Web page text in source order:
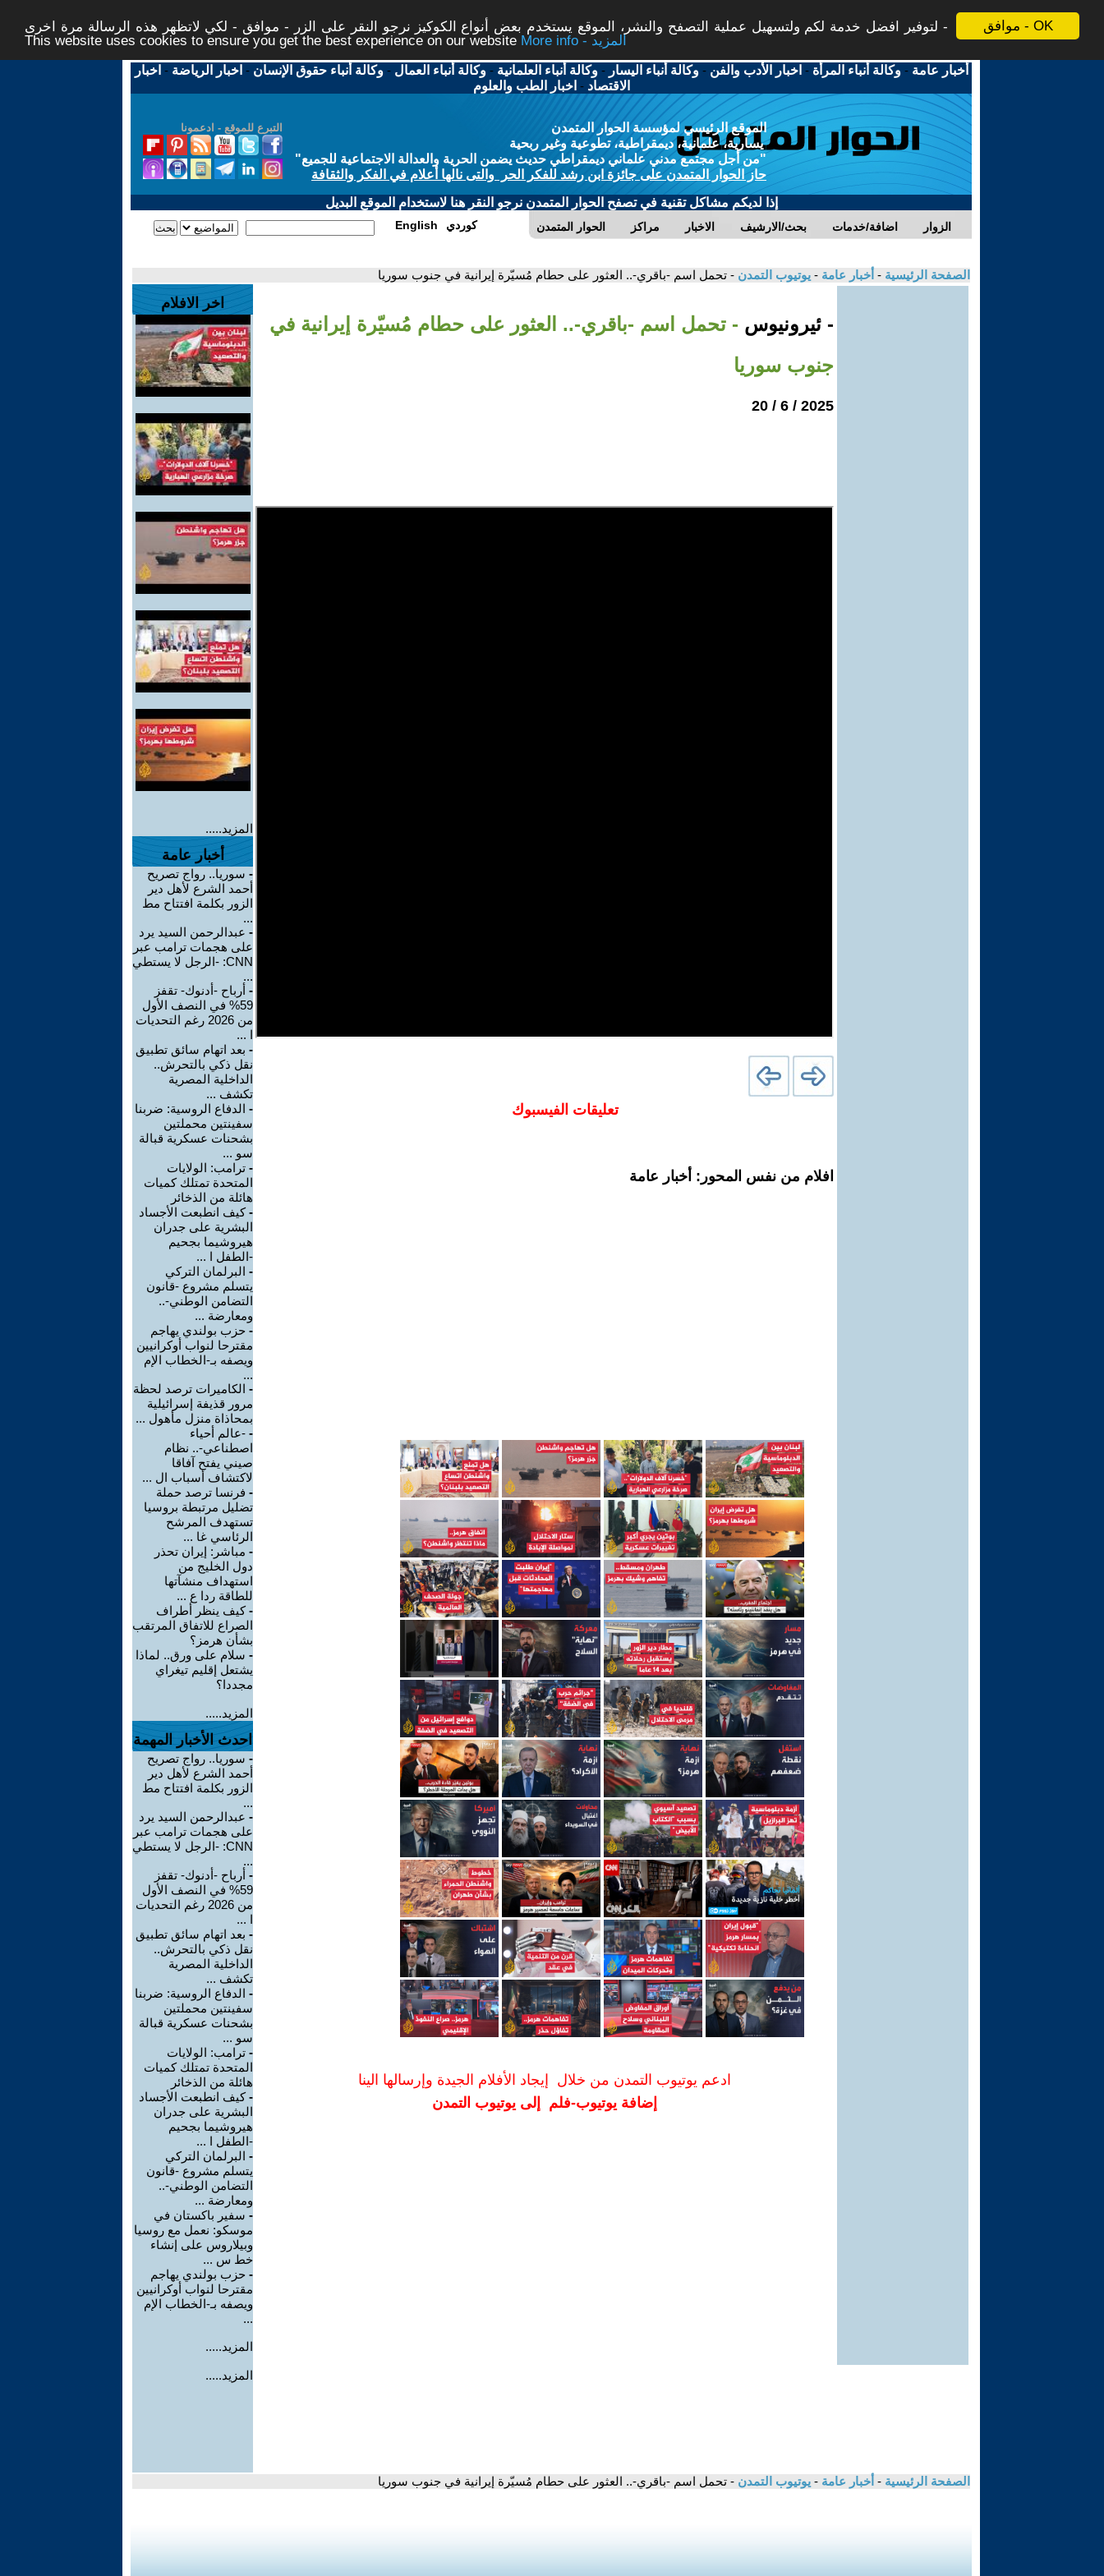
موافق - OK
لتوفير افضل خدمة لكم ولتسهيل عملية التصفح والنشر، الموقع يستخدم بعض أنواع الكوكيز نرجو النقر على الزر - موافق - لكي لاتظهر هذه الرسالة مرة اخرى -
This website uses cookies to ensure you get the best experience on our website
More info - المزيد
أخبار عامة -وكالة أنباء المرأة - اخبار الأدب والفن -وكالة أنباء اليسار -وكالة أنباء العلمانية -وكالة أنباء العمال -وكالة أنباء حقوق الإنسان - اخبار الرياضة - اخبار
الاقتصاد - اخبار الطب والعلوم
التبرع للموقع - ادعمونا
الموقع الرئيسي لمؤسسة الحوار المتمدن
يسارية، علمانية، ديمقراطية، تطوعية وغير ربحية
"من أجل مجتمع مدني علماني ديمقراطي حديث يضمن الحرية والعدالة الاجتماعية للجميع"
حاز الحوار المتمدن على جائزة ابن رشد للفكر الحر والتى نالها أعلام في الفكر والثقافة
إذا لديكم مشاكل تقنية في تصفح الحوار المتمدن نرجو النقر هنا لاستخدام الموقع البديل
الحوار المتمدن مراكز الاخبار بحث/الارشيف اضافة/خدمات الزوار English كوردي
الصفحة الرئيسية - أخبار عامة - يوتيوب التمدن - تحمل اسم -باقري-.. العثور على حطام مُسيّرة إيرانية في جنوب سوريا
- ئيرونيوس - تحمل اسم -باقري-.. العثور على حطام مُسيّرة إيرانية في
جنوب سوريا
2025 / 6 / 20
تعليقات الفيسبوك
افلام من نفس المحور: أخبار عامة
ادعم يوتيوب التمدن من خلال إيجاد الأفلام الجيدة وإرسالها الينا
إضافة يوتيوب-فلم إلى يوتيوب التمدن
اخر الافلام
المزيد.....
أخبار عامة
- سوريا.. رواج تصريح
أحمد الشرع لأهل دير
الزور بكلمة افتتاح مط
...
- عبدالرحمن السيد يرد
على هجمات ترامب عبر
CNN: -الرجل لا يستطي
...
- أرباح -أدنوك- تقفز
59% في النصف الأول
من 2026 رغم التحديات
ا ...
- بعد اتهام سائق تطبيق
نقل ذكي بالتحرش..
الداخلية المصرية
تكشف ...
- الدفاع الروسية: ضربنا
سفينتين محملتين
بشحنات عسكرية قبالة
سو ...
- ترامب: الولايات
المتحدة تمتلك كميات
هائلة من الذخائر
-كيف انطبعت الأجساد
البشرية على جدران
هيروشيما بجحيم
-الطفل ا ...
- البرلمان التركي
يتسلم مشروع -قانون
التضامن الوطني-..
ومعارضة ...
- حزب بولندي يهاجم
مقترحا لنواب أوكرانيين
ويصفه بـ-الخطاب الإم
...
- الكاميرات ترصد لحظة
مرور قذيفة إسرائيلية
بمحاذاة منزل مأهول ...
- -عالم أحياء
اصطناعي-.. نظام
صيني يفتح آفاقا
لاكتشاف أسباب ال ...
- فرنسا ترصد حملة
تضليل مرتبطة بروسيا
تستهدف المرشح
الرئاسي غا ...
- مباشر: إيران تحذر
دول الخليج من
استهداف منشآتها
للطاقة ردا ع ...
-كيف ينظر أطراف
الصراع للاتفاق المرتقب
بشأن هرمز؟
- سلام على ورق.. لماذا
يشتعل إقليم تيغراي
مجددا؟
المزيد.....
احدث الأخبار المهمة
- سوريا.. رواج تصريح
أحمد الشرع لأهل دير
الزور بكلمة افتتاح مط
...
- عبدالرحمن السيد يرد
على هجمات ترامب عبر
CNN: -الرجل لا يستطي
...
- أرباح -أدنوك- تقفز
59% في النصف الأول
من 2026 رغم التحديات
ا ...
- بعد اتهام سائق تطبيق
نقل ذكي بالتحرش..
الداخلية المصرية
تكشف ...
- الدفاع الروسية: ضربنا
سفينتين محملتين
بشحنات عسكرية قبالة
سو ...
- ترامب: الولايات
المتحدة تمتلك كميات
هائلة من الذخائر
-كيف انطبعت الأجساد
البشرية على جدران
هيروشيما بجحيم
-الطفل ا ...
- البرلمان التركي
يتسلم مشروع -قانون
التضامن الوطني-..
ومعارضة ...
- سفير باكستان في
موسكو: نعمل مع روسيا
وبيلاروس على إنشاء
خط س ...
- حزب بولندي يهاجم
مقترحا لنواب أوكرانيين
ويصفه بـ-الخطاب الإم
...
المزيد.....
المزيد.....
الصفحة الرئيسية - أخبار عامة - يوتيوب التمدن - تحمل اسم -باقري-.. العثور على حطام مُسيّرة إيرانية في جنوب سوريا